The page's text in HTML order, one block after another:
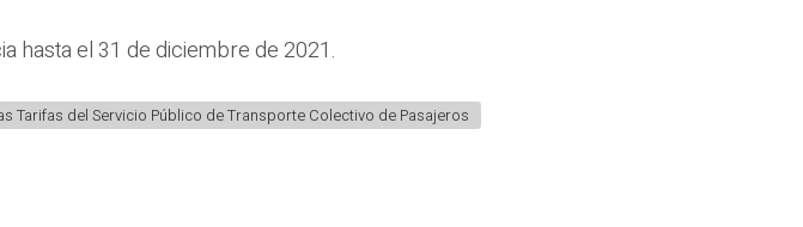
hasta el 31 de diciembre de 2021.
Tarifas del Servicio Público de Transporte Colectivo de Pasajeros